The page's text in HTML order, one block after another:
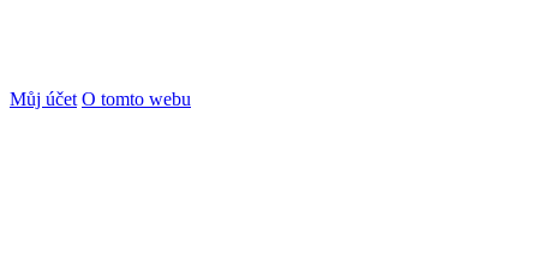
Můj účet O tomto webu